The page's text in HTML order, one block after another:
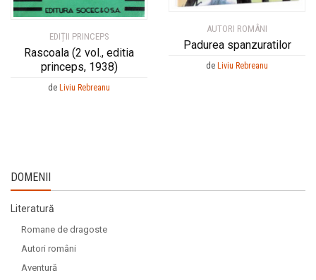
EDIȚII PRINCEPS
Rascoala (2 vol., editia
princeps, 1938)
de Liviu Rebreanu
AUTORI ROMÂNI
Padurea spanzuratilor
de Liviu Rebreanu
DOMENII
Literatură
Romane de dragoste
Autori români
Aventură